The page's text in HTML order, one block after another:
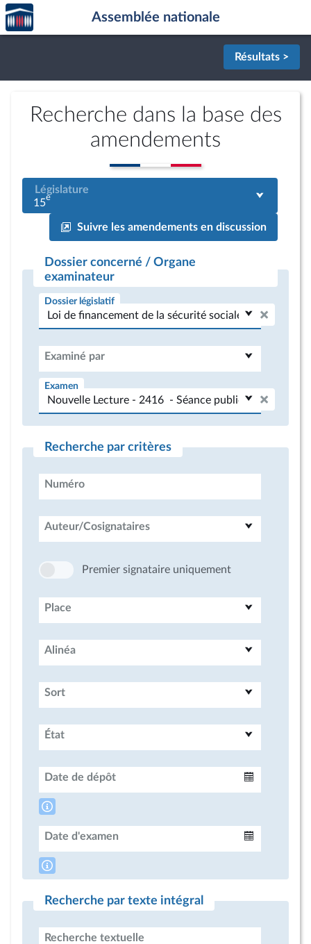
Aller au contenu
Aller en bas de la page
Accèder
à la
page
Assemblée nationale
Résultats >
Recherche dans la base des
amendements
Législature
15e
Suivre les amendements en discussion
Dossier concerné / Organe
examinateur
Dossier législatif
Examiné par
Examen
Recherche par critères
Numéro
Auteur/Cosignataires
Premier signataire uniquement
Place
Alinéa
Sort
État
Date de dépôt
Date d'examen
Recherche par texte intégral
Recherche textuelle